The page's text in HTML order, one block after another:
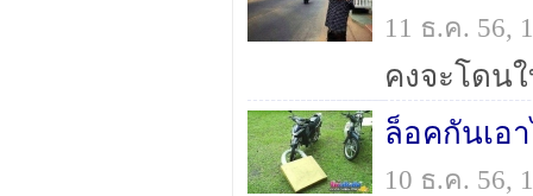
11 ธ.ค. 56,
ล็อคกันเอ
10 ธ.ค. 56,